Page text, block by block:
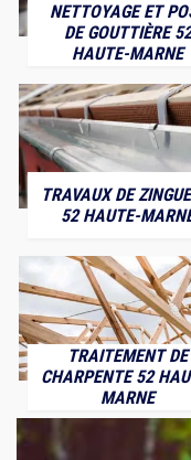
NETTOYAGE ET
DE GOUTTIÈRE 52
HAUTE-MARNE
TRAVAUX DE
52 HAUTE-
TRAITEMENT DE
CHARPENTE 52
MARNE